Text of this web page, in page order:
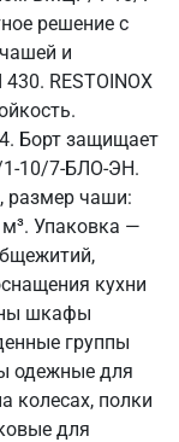
решение с
и
RESTOINOX
Борт защищает
1-10/7-БЛО-ЭН.
размер чаши:
Упаковка —
кухни
шкафы
группы
одежные для
колесах, полки
для